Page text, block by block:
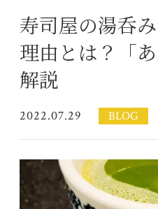
寿司屋の湯呑
理由とは？「
解説
2022.07.29 BLOG